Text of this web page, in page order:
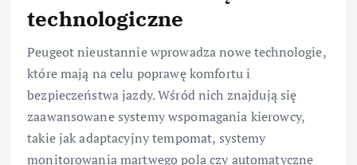
technologiczne
Peugeot nieustannie wprowadza nowe technologie,
które mają na celu poprawę komfortu i
bezpieczeństwa jazdy. Wśród nich znajdują się
zaawansowane systemy wspomagania kierowcy,
takie jak adaptacyjny tempomat, systemy
monitorowania martwego pola czy automatyczne